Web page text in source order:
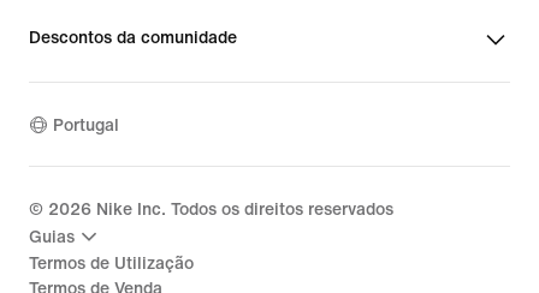
Descontos da comunidade
Portugal
© 2026 Nike Inc. Todos os direitos reservados
Guias
Termos de Utilização
Termos de Venda